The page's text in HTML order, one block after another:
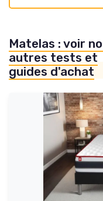
Matelas : voir
autres tests et
guides d'achat